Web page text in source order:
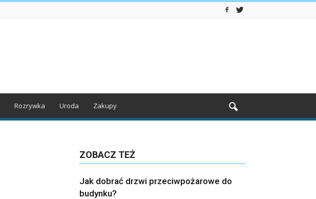
Rozrywka Uroda Zakupy
ZOBACZ TEŻ
Jak dobrać drzwi przeciwpożarowe do
budynku?